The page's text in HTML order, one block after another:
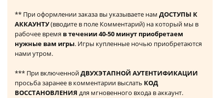
** При оформлении заказа вы указываете нам ДОСТУПЫ К
АККАУНТУ(вводите в поле Комментарий) на который мы в
рабочее время в течении 40-50 минут приобретаем
нужные вам игры. Игры купленные ночью приобретаются
нами утром.
*** При включеннойДВУХЭТАПНОЙ АУТЕНТИФИКАЦИИ
просьба заранее в комментарии выслать КОД
ВОССТАНОВЛЕНИЯ для мгновенного входа в аккаунт.